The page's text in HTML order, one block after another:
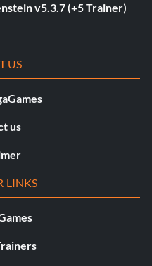
v5.3.7 (+5 Trainer)
US
us
LINKS